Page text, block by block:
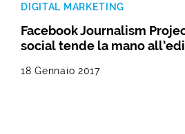
DIGITAL MARKETING
Facebook Journalism
social tende la mano
18 Gennaio 2017